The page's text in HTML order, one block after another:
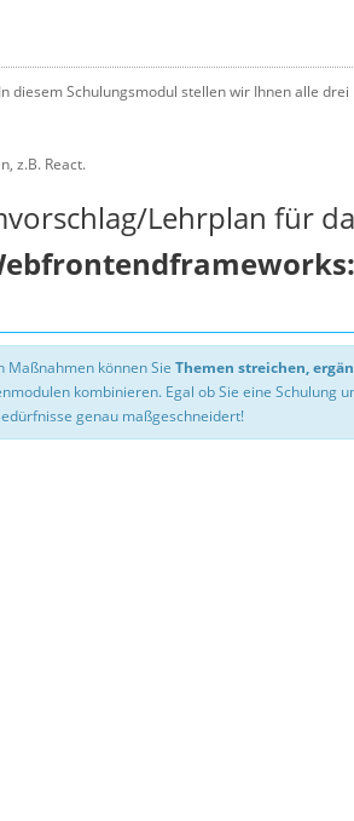
diesem Schulungsmodul stellen wir Ihnen alle
z.B. React.
Lehrplan für
Maßnahmen können Sie Themen streichen,
kombinieren. Egal ob Sie eine Schulung
genau maßgeschneidert!